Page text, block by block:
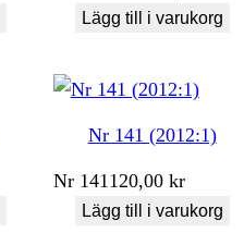
Lägg till i varukorg
Nr 141 (2012:1)
Nr 141120,00 kr
Lägg till i varukorg